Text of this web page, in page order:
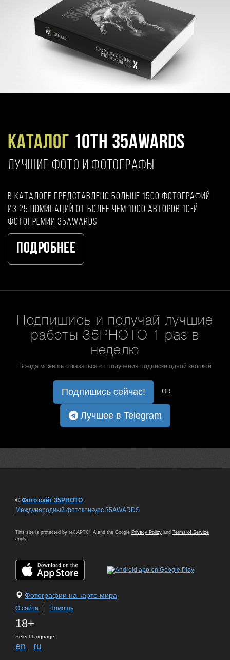
Каталог 10TH 35AWARDS
ЛУЧШИЕ ФОТО И ФОТОГРАФЫ
В каталоге представлено больше 1500 фотографий
из 25 номинаций от более чем 1000 авторов 10-й
фотопремии 35AWARDS
Подробнее
Подпишись и получай лучшие
работы 35PHOTO 1 раз в
неделю
Всегда можешь отказаться от получения подписки одной кнопкой
Подпишись сейчас! OR
Лучшее в Telegram
© Фото сайт 35PHOTO
Международный фотоконкурс 35AWARDS
This site is protected by reCAPTCHA and the Google Privacy Policy and Terms of Service
apply.
Фотографии на карте мира
О сайте Помощь
18+
Select language:
en ru